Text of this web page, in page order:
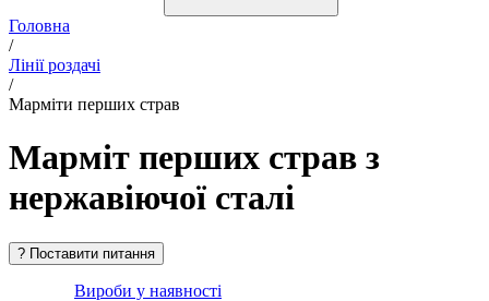
Головна
/
Лінії роздачі
/
Марміти перших страв
Марміт перших страв з
нержавіючої сталі
Вироби у наявності